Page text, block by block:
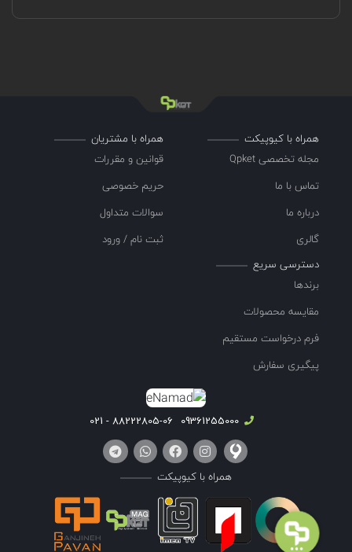
همراه با کیوپیکت
مجله تخصصی Qpket
تماس با ما
درباره ما
گالری
همراه با مشتریان
قوانین و مقررات
حریم خصوصی
سوالات متداول
ثبت نام / ورود
دسترسی سریع
برندها
مقایسه محصولات
فرم درخواست مستقیم
پیگیری سفارش
09361255000
88222805-06 - 021
همراه با کیوپیکت